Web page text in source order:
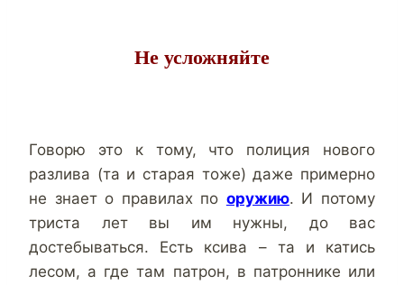
Не усложняйте
Говорю это к тому, что полиция нового
разлива (та и старая тоже) даже примерно
не знает о правилах по оружию. И потому
триста лет вы им нужны, до вас
достебываться. Есть ксива – та и катись
лесом, а где там патрон, в патроннике или